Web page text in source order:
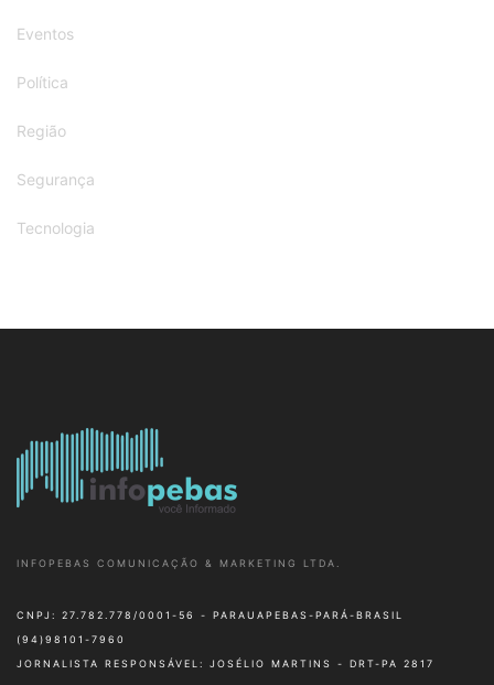
Eventos
Política
Região
Segurança
Tecnologia
INFOPEBAS COMUNICAÇÃO & MARKETING LTDA.
CNPJ: 27.782.778/0001-56 - PARAUAPEBAS-PARÁ-BRASIL
(94)98101-7960
JORNALISTA RESPONSÁVEL: JOSÉLIO MARTINS - DRT-PA 2817